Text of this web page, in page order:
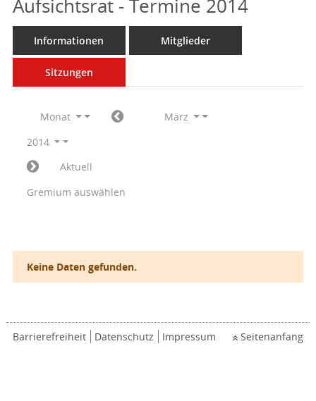
Aufsichtsrat - Termine 2014
Informationen Mitglieder
Sitzungen
Monat
März
2014
Aktuell
Gremium auswählen
Keine Daten gefunden.
Barrierefreiheit Datenschutz Impressum Seitenanfang